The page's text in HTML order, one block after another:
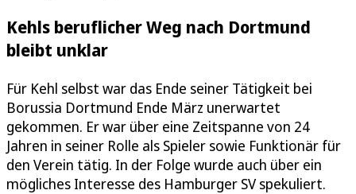
Kehls beruflicher Weg nach Dortmund
bleibt unklar
Für Kehl selbst war das Ende seiner Tätigkeit bei
Borussia Dortmund Ende März unerwartet
gekommen. Er war über eine Zeitspanne von 24
Jahren in seiner Rolle als Spieler sowie Funktionär für
den Verein tätig. In der Folge wurde auch über ein
mögliches Interesse des Hamburger SV spekuliert.